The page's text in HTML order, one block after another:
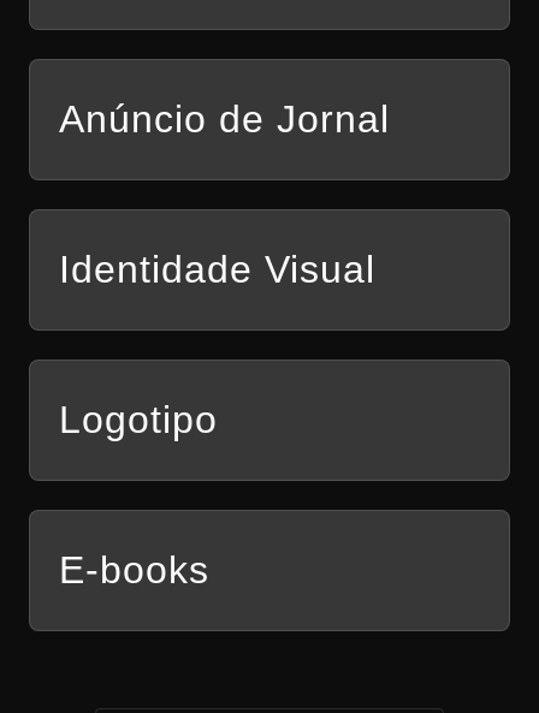
Anúncio de Jornal
Identidade Visual
Logotipo
E-books